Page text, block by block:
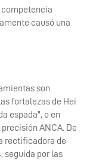
competencia
causó una
son
fortalezas de Hei
espada", o en
ANCA. De
rectificadora de
seguida por las